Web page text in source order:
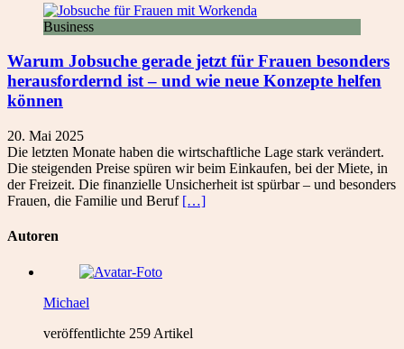
Business
Warum Jobsuche gerade jetzt für Frauen besonders
herausfordernd ist – und wie neue Konzepte helfen
können
20. Mai 2025
Die letzten Monate haben die wirtschaftliche Lage stark verändert.
Die steigenden Preise spüren wir beim Einkaufen, bei der Miete, in
der Freizeit. Die finanzielle Unsicherheit ist spürbar – und besonders
Frauen, die Familie und Beruf […]
Autoren
Michael
veröffentlichte 259 Artikel